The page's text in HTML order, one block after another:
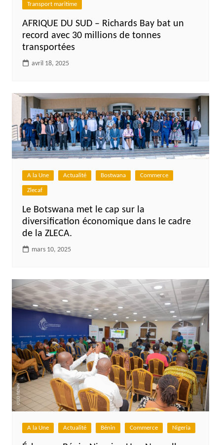
Transport maritime
AFRIQUE DU SUD – Richards Bay bat un
record avec 30 millions de tonnes
transportées
avril 18, 2025
A la Une Actualité Bostwana Commerce
Zlecaf
Le Botswana met le cap sur la
diversification économique dans le cadre
de la ZLECA.
mars 10, 2025
A la Une Actualité Bénin Commerce Nigeria